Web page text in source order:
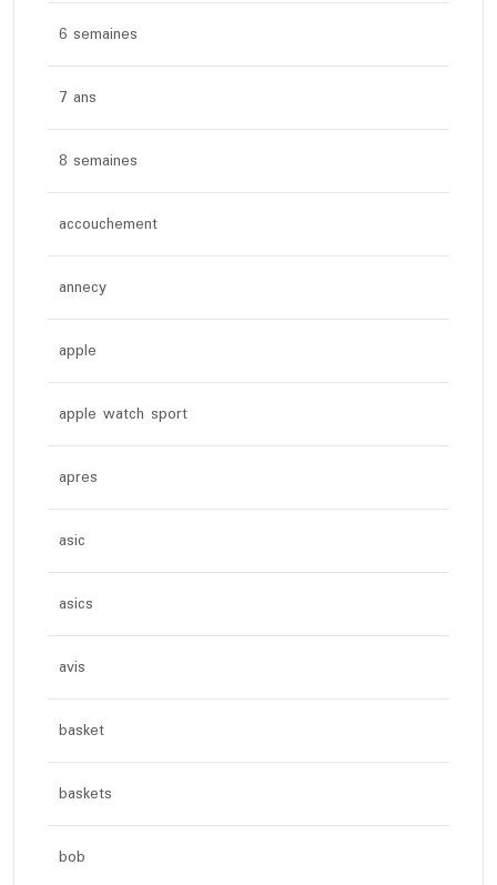
6 semaines
7 ans
8 semaines
accouchement
annecy
apple
apple watch sport
apres
asic
asics
avis
basket
baskets
bob